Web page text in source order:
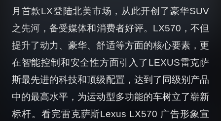
月首款LX登陆北美市场，从此开创了豪华SUV
之先河，备受媒体和消费者好评。LX570，不但
提升了动力、豪华、舒适等方面的核心要素，更
在智能控制和安全性方面引入了LEXUS雷克萨
斯最先进的科技和顶级配置，达到了同级别产品
中的最高水平，为运动型多功能的车树立了崭新
标杆。看完雷克萨斯Lexus LX570 广告形象宣